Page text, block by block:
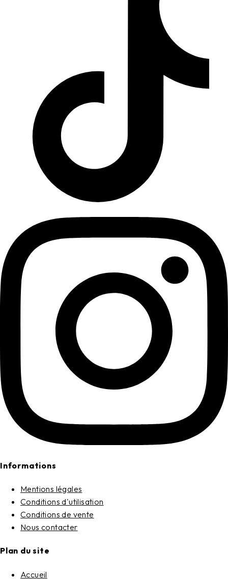
Informations
Mentions légales
Conditions d'utilisation
Conditions de vente
Nous contacter
Plan du site
Accueil